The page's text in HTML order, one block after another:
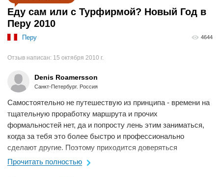
Еду сам или с Турфирмой? Новый Год в
Перу 2010
Перу 4644
Отзыв написан: 15 октября 2010 г.
Denis Roamersson
Санкт-Петербург. Россия
Самостоятельно не путешествую из принципа - времени на
тщательную проработку маршрута и прочих
формальностей нет, да и попросту лень этим заниматься,
когда за тебя это более быстро и профессионально
сделают другие. Поэтому приходится доверяться
турфирмам. Ниже опишу свою очень удачную поездку с ...
Прочитать полностью